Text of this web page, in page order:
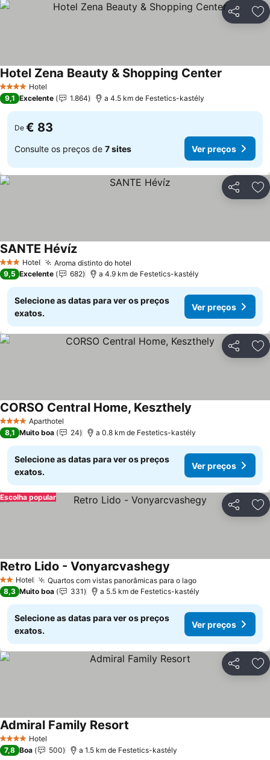
Partilhar
4 EstrelasHotel
Hotel Zena Beauty & Shopping Center
9,1 Excelente 1.864 a 4.5 km de Festetics-kastély
De € 83
Consulte os preços de 7 sites Ver preços
Partilhar
3 EstrelasHotel Aroma distinto do hotel
SANTE Hévíz
9,5 Excelente 682 a 4.9 km de Festetics-kastély
Selecione as datas para ver os preços
exatos.
Ver preços
Partilhar
4 EstrelasAparthotel
CORSO Central Home, Keszthely
8,1 Muito boa 24 a 0.8 km de Festetics-kastély
Selecione as datas para ver os preços
exatos.
Ver preços
Partilhar
Escolha popular
2 Estrelas
Hotel Quartos com vistas panorâmicas para o lago
Retro Lido - Vonyarcvashegy
8,3 Muito boa 331 a 5.5 km de Festetics-kastély
Selecione as datas para ver os preços
exatos.
Ver preços
Partilhar
4 EstrelasHotel
Admiral Family Resort
7,8 Boa 500 a 1.5 km de Festetics-kastély